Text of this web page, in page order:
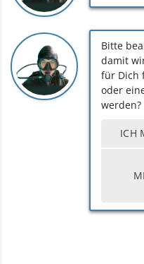
Bitte
damit
für Dich
oder
werden?
ICH